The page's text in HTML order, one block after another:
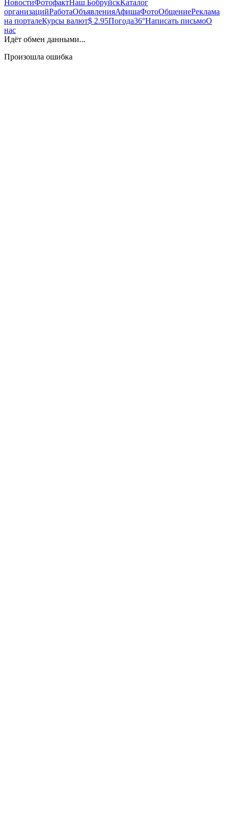
НовостиФотофактНаш БобруйскКаталог
организацийРаботаОбъявленияАфишаФотоОбщениеРеклама
на порталеКурсы валют$ 2.95Погода36°Написать письмоО
нас
Идёт обмен данными...
Произошла ошибка